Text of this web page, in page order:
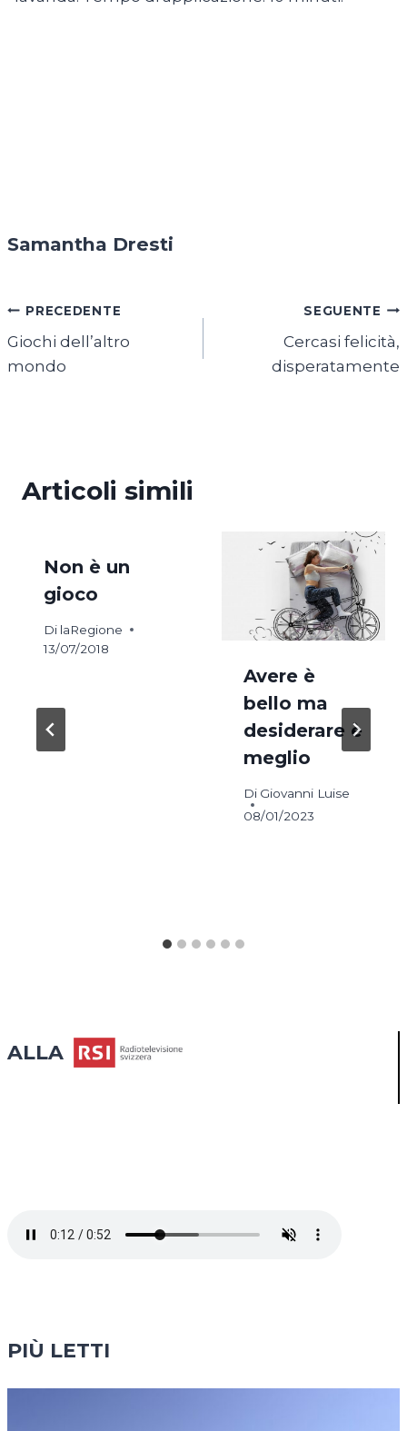
Samantha Dresti
Navigazione
articoli
PRECEDENTE
Giochi dell’altro
mondo
SEGUENTE
Cercasi felicità,
disperatamente
Articoli simili
Non è un
gioco
Di laRegione
13/07/2018
Avere è
bello ma
desiderare è
meglio
Di Giovanni Luise
08/01/2023
ALLA
PIÙ LETTI